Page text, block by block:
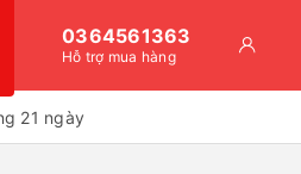
0364561363
Hỗ trợ mua hàng
21 ngày